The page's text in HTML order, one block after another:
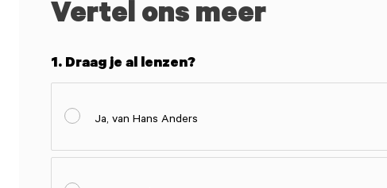
Vertel ons meer
1. Draag je al lenzen?
Ja, van Hans Anders